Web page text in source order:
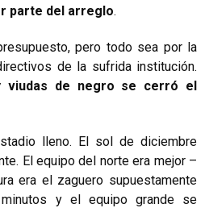
parte del arreglo.
pero todo sea por la
de la sufrida institución.
viudas de negro se cerró el
lleno. El sol de diciembre
El equipo del norte era mejor –
era el zaguero supuestamente
y el equipo grande se